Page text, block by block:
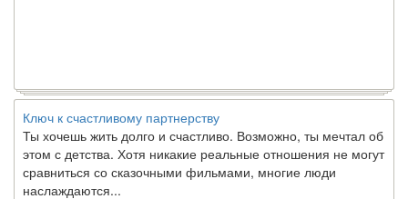
Ты хочешь жить долго и счастливо. Возможно, ты мечтал об
этом с детства. Хотя никакие реальные отношения не могут
сравниться со сказочными фильмами, многие люди
наслаждаются...